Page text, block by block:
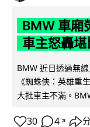
BMW 車廂
車主怒轟
BMW 近日透過無
《蜘蛛俠：英雄重
大批車主不滿。
30 4 ↗